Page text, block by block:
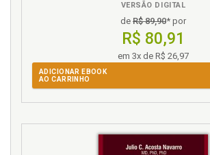
Mínimo existencial. Dignidade
existencial e possibilidade fática, p. 69
Mínimo existencial. Possibilidades
existencial e a reserva do possível, p.
Ministério Público na questão
básico, p. 91
Ministério Público. Poder
VERSÃO DIGITAL
de R$ 89,90* por
R$ 80,91
em 3x de R$ 26,97
ADICIONAR EBOOK
AO CARRINHO